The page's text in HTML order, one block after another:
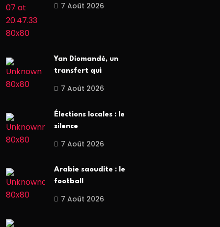
7 Août 2026
Yan Diomandé, un
transfert qui
7 Août 2026
Élections locales : le
silence
7 Août 2026
Arabie saoudite : le
football
7 Août 2026